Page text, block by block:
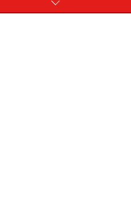
摂取する方法として今回オ